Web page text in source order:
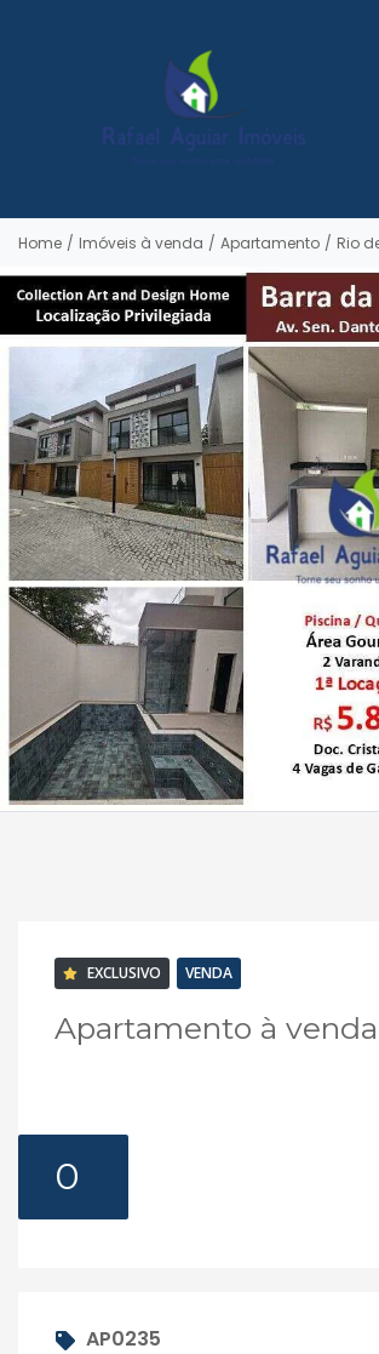
Home / Imóveis à venda / Apartamento / Rio
EXCLUSIVO VENDA
Apartamento à
0
AP0235